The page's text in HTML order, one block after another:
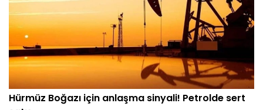
Hürmüz Boğazı için anlaşma sinyali! Petrolde sert